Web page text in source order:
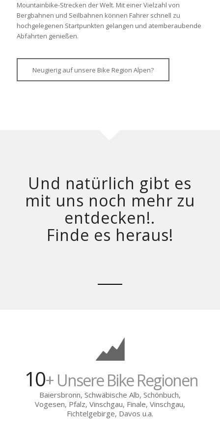
Mountainbike-Strecken der Welt. Mit einer Vielzahl von
Bergbahnen und Seilbahnen können Fahrer schnell zu
hochgelegenen Startpunkten gelangen und atemberaubende
Abfahrten genießen.
Neugierig auf unsere Bike Region Alpen?
Und natürlich gibt es
mit uns noch mehr zu
entdecken!.
Finde es heraus!
10+ Unsere Bike Regionen
Baiersbronn, Schwäbische Alb, Schönbuch,
Vogesen, Pfalz, Vinschgau, Finale, Vinschgau,
Fichtelgebirge, Davos u.a.